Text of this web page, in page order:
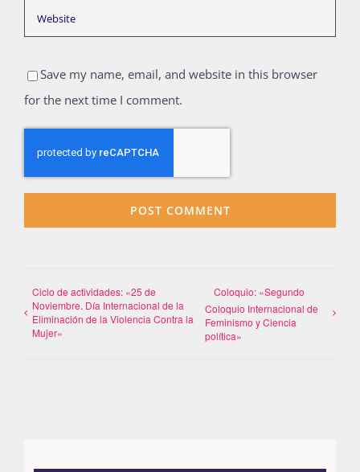
Save my name, email, and website in this browser
for the next time I comment.
Ciclo de actividades: «25 de
Noviembre. Día Internacional de la
Eliminación de la Violencia Contra la
Mujer»
Coloquio: «Segundo
Coloquio Internacional de
Feminismo y Ciencia
política»